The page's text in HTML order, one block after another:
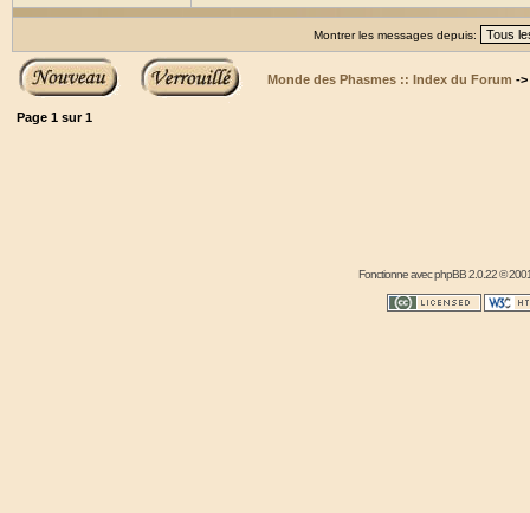
Montrer les messages depuis:
Monde des Phasmes :: Index du Forum ->
Page 1 sur1
Fonctionne avecphpBB2.0.22 ©